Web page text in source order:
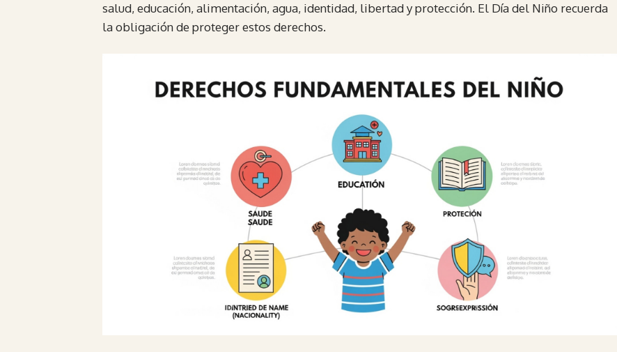
salud, educación, alimentación, agua, identidad, libertad y protección. El Día del Niño recuerda
la obligación de proteger estos derechos.